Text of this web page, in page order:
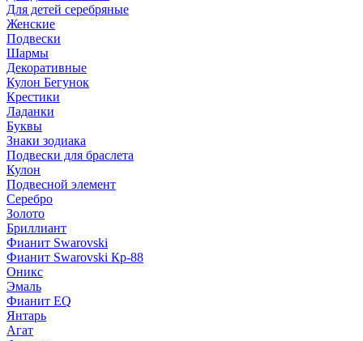
Для детей серебряные
Женские
Подвески
Шармы
Декоративные
Кулон Бегунок
Крестики
Ладанки
Буквы
Знаки зодиака
Подвески для браслета
Кулон
Подвесной элемент
Серебро
Золото
Бриллиант
Фианит Swarovski
Фианит Swarovski Кр-88
Оникс
Эмаль
Фианит EQ
Янтарь
Агат